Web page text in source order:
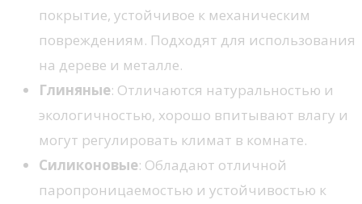
покрытие, устойчивое к механическим
повреждениям. Подходят для использования
на дереве и металле.
Глиняные: Отличаются натуральностью и
экологичностью, хорошо впитывают влагу и
могут регулировать климат в комнате.
Силиконовые: Обладают отличной
паропроницаемостью и устойчивостью к